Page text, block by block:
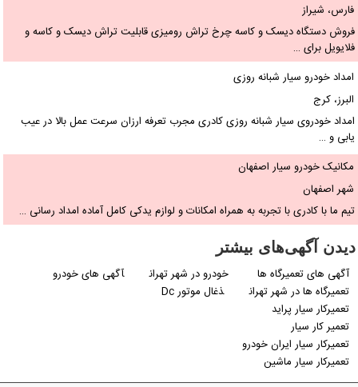
فارس، شیراز
فروش دستگاه دیسک و کاسه چرخ تراش رومیزی قابلیت تراش دیسک و کاسه و
فلایویل برای …
امداد خودرو سیار شبانه روزی
البرز، کرج
امداد خودروی سیار شبانه روزی کادری مجرب تعرفه ارزان سرعت عمل بالا در عیب
یابی و …
مکانیک خودرو سیار اصفهان
شهر اصفهان
تیم ما با کادری با تجربه به همراه امکانات و لوازم یدکی کامل آماده امداد رسانی …
دیدن آگهی‌های بیشتر
آگهی های تعمیرگاه ها
خودرو در شهر تهران
آگهی های خودرو
تعمیرگاه ها در شهر تهران
ذغال موتور Dc
تعمیرکار سیار پراید
تعمیر کار سیار
تعمیرکار سیار ایران خودرو
تعمیرکار سیار ماشین